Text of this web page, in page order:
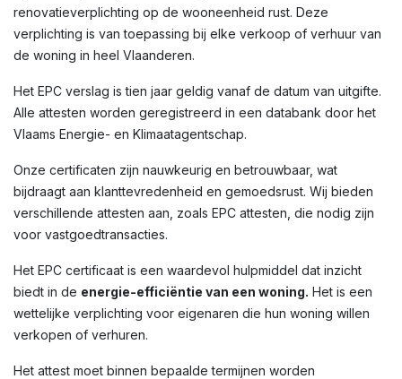
renovatieverplichting op de wooneenheid rust. Deze
verplichting is van toepassing bij elke verkoop of verhuur van
de woning in heel Vlaanderen.
Het EPC verslag is tien jaar geldig vanaf de datum van uitgifte.
Alle attesten worden geregistreerd in een databank door het
Vlaams Energie- en Klimaatagentschap.
Onze certificaten zijn nauwkeurig en betrouwbaar, wat
bijdraagt aan klanttevredenheid en gemoedsrust. Wij bieden
verschillende attesten aan, zoals EPC attesten, die nodig zijn
voor vastgoedtransacties.
Het EPC certificaat is een waardevol hulpmiddel dat inzicht
biedt in de energie-efficiëntie van een woning. Het is een
wettelijke verplichting voor eigenaren die hun woning willen
verkopen of verhuren.
Het attest moet binnen bepaalde termijnen worden